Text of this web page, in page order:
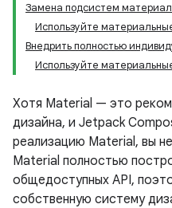
Замена подсистем
Используйте
Внедрить полностью
Используйте
Хотя Material — это
дизайна, и Jetpack
реализацию Material, вы
Material полностью
общедоступных API,
собственную систему